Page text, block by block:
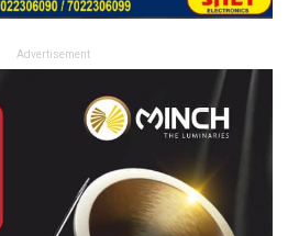
Advertisement